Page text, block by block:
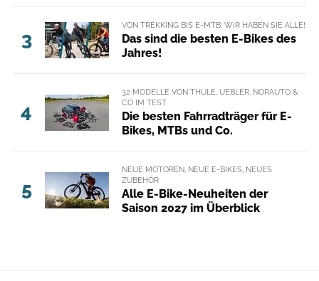
3
VON TREKKING BIS E-MTB: WIR HABEN SIE ALLE!
Das sind die besten E-Bikes des
Jahres!
4
32 MODELLE VON THULE, UEBLER, NORAUTO &
CO IM TEST
Die besten Fahrradträger für E-
Bikes, MTBs und Co.
5
NEUE MOTOREN, NEUE E-BIKES, NEUES
ZUBEHÖR
Alle E-Bike-Neuheiten der
Saison 2027 im Überblick